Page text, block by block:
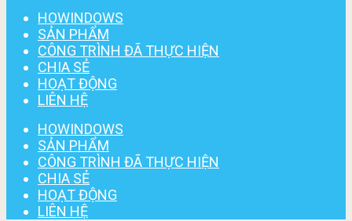
HOWINDOWS
SẢN PHẨM
CÔNG TRÌNH ĐÃ THỰC HIỆN
CHIA SẺ
HOẠT ĐỘNG
LIÊN HỆ
HOWINDOWS
SẢN PHẨM
CÔNG TRÌNH ĐÃ THỰC HIỆN
CHIA SẺ
HOẠT ĐỘNG
LIÊN HỆ